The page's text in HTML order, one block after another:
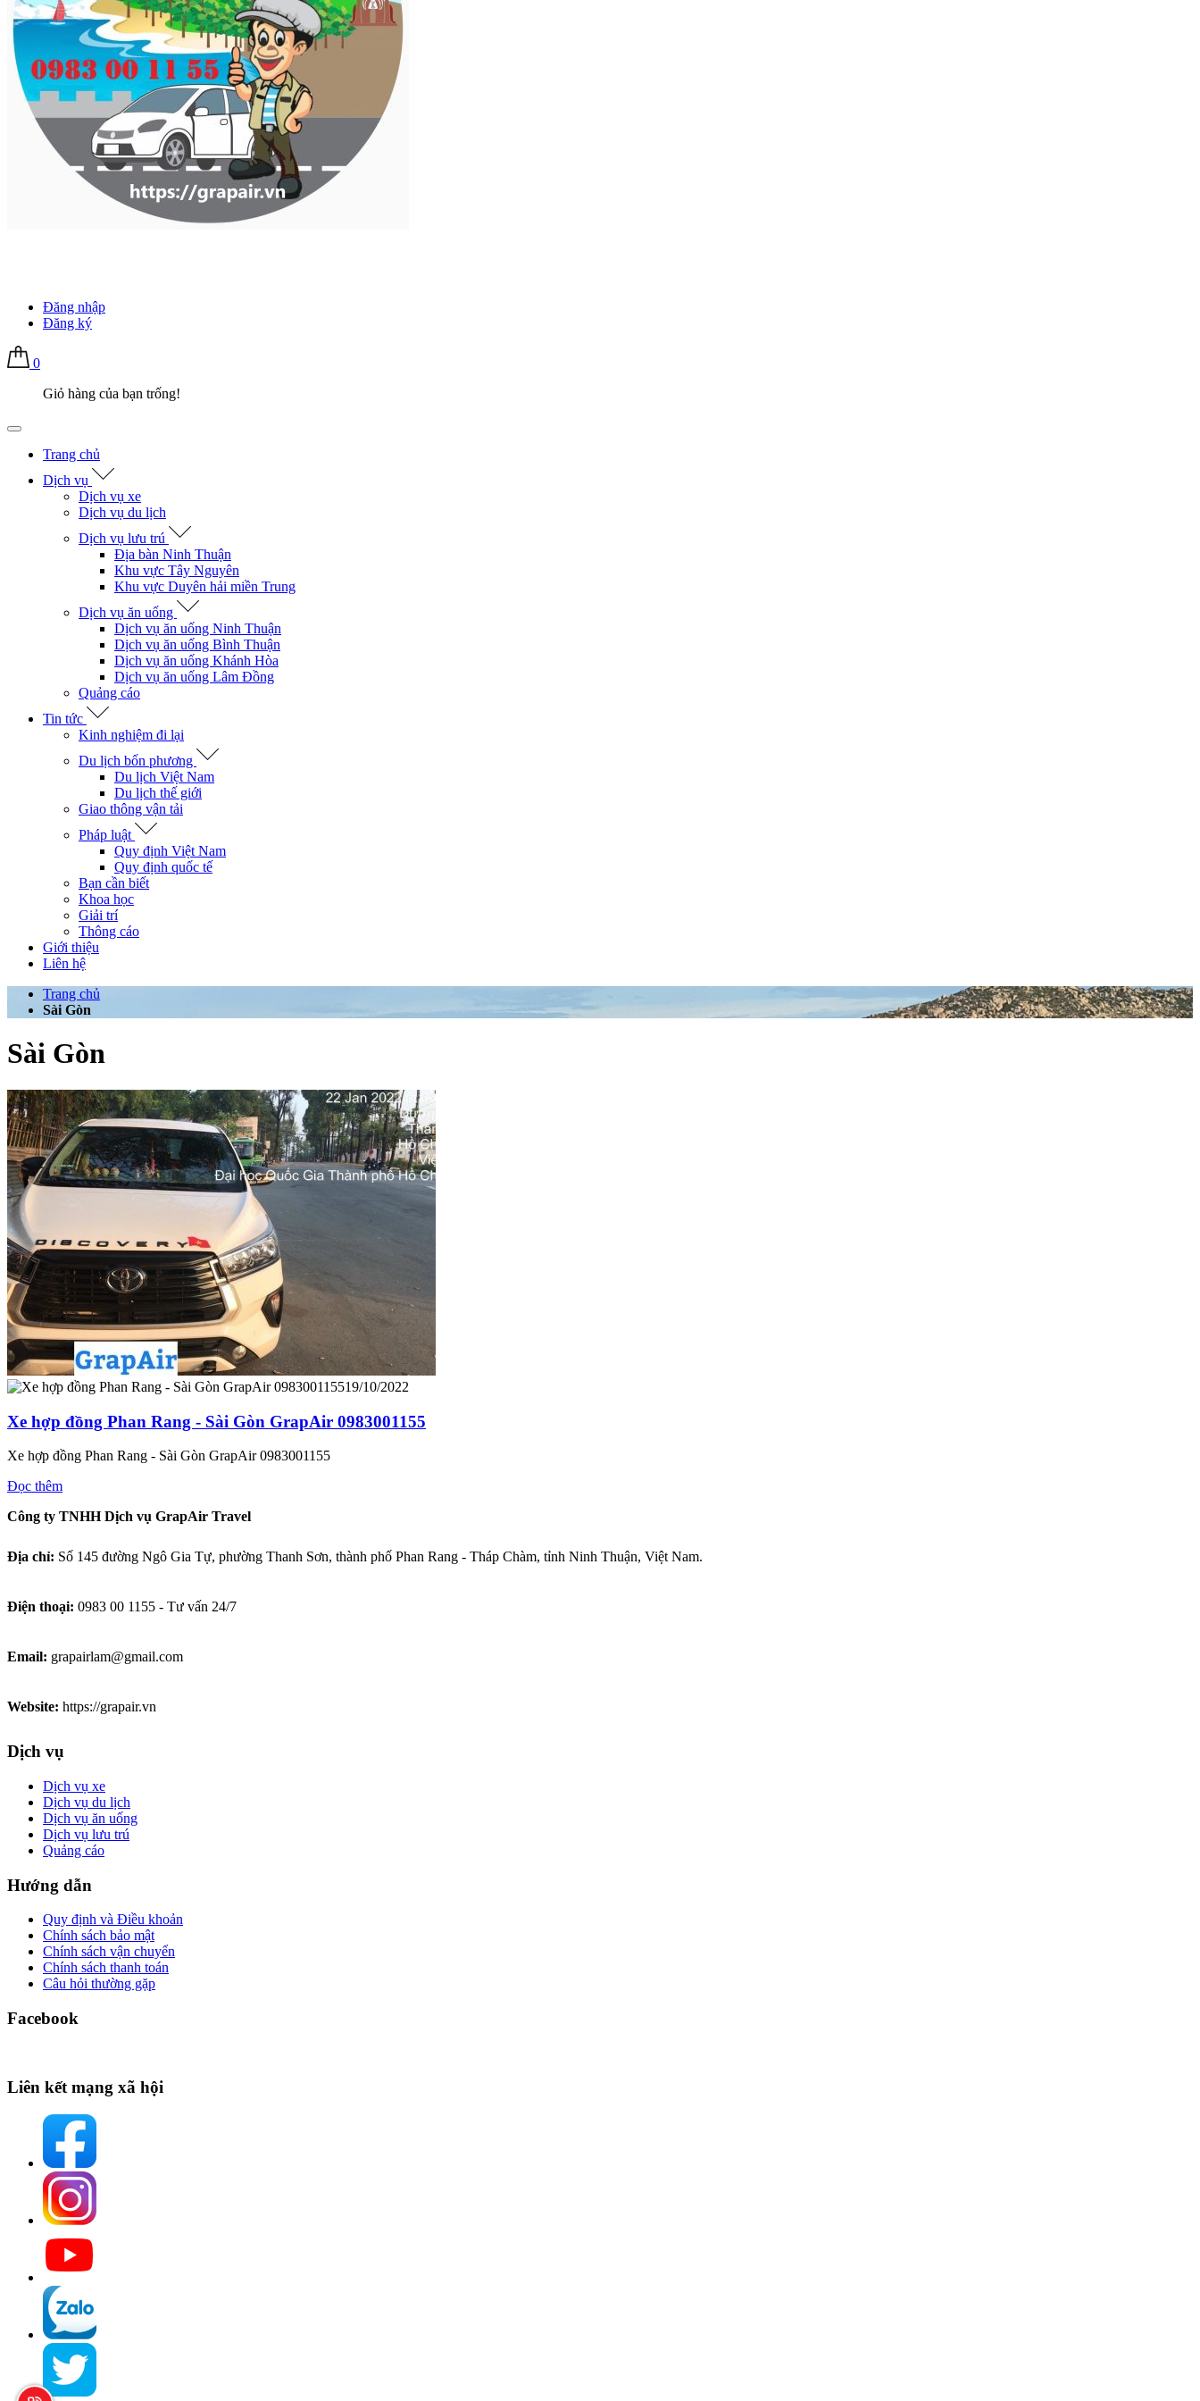
Đăng nhập
Đăng ký
0
Giỏ hàng của bạn trống!
Trang chủ
Dịch vụ
Dịch vụ xe
Dịch vụ du lịch
Dịch vụ lưu trú
Địa bàn Ninh Thuận
Khu vực Tây Nguyên
Khu vực Duyên hải miền Trung
Dịch vụ ăn uống
Dịch vụ ăn uống Ninh Thuận
Dịch vụ ăn uống Bình Thuận
Dịch vụ ăn uống Khánh Hòa
Dịch vụ ăn uống Lâm Đồng
Quảng cáo
Tin tức
Kinh nghiệm đi lại
Du lịch bốn phương
Du lịch Việt Nam
Du lịch thế giới
Giao thông vận tải
Pháp luật
Quy định Việt Nam
Quy định quốc tế
Bạn cần biết
Khoa học
Giải trí
Thông cáo
Giới thiệu
Liên hệ
Trang chủ
Sài Gòn
Sài Gòn
19/10/2022
Xe hợp đồng Phan Rang - Sài Gòn GrapAir 0983001155
Xe hợp đồng Phan Rang - Sài Gòn GrapAir 0983001155
Đọc thêm
Công ty TNHH Dịch vụ GrapAir Travel
Địa chỉ: Số 145 đường Ngô Gia Tự, phường Thanh Sơn, thành phố Phan Rang - Tháp Chàm, tỉnh Ninh Thuận, Việt Nam.
Điện thoại: 0983 00 1155 - Tư vấn 24/7
Email: grapairlam@gmail.com
Website: https://grapair.vn
Dịch vụ
Dịch vụ xe
Dịch vụ du lịch
Dịch vụ ăn uống
Dịch vụ lưu trú
Quảng cáo
Hướng dẫn
Quy định và Điều khoản
Chính sách bảo mật
Chính sách vận chuyển
Chính sách thanh toán
Câu hỏi thường gặp
Facebook
Liên kết mạng xã hội